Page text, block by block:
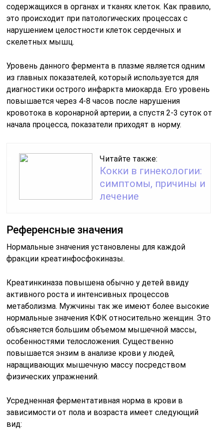
содержащихся в органах и тканях клеток. Как правило,
это происходит при патологических процессах с
нарушением целостности клеток сердечных и
скелетных мышц.
Уровень данного фермента в плазме является одним
из главных показателей, который используется для
диагностики острого инфаркта миокарда. Его уровень
повышается через 4-8 часов после нарушения
кровотока в коронарной артерии, а спустя 2-3 суток от
начала процесса, показатели приходят в норму.
Читайте также:
Кокки в гинекологии:
симптомы, причины и
лечение
Референсные значения
Нормальные значения установлены для каждой
фракции креатинфосфокиназы.
Креатинкиназа повышена обычно у детей ввиду
активного роста и интенсивных процессов
метаболизма. Мужчины так же имеют более высокие
нормальные значения КФК относительно женщин. Это
объясняется большим объемом мышечной массы,
особенностями телосложения. Существенно
повышается энзим в анализе крови у людей,
наращивающих мышечную массу посредством
физических упражнений.
Усредненная ферментативная норма в крови в
зависимости от пола и возраста имеет следующий
вид: